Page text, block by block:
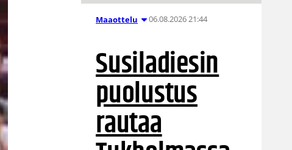
Maaottelu 06.08.2026 21:44
Susiladiesin
puolustus
rautaa